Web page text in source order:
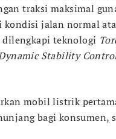
traksi maksimal
kondisi jalan normal
dilengkapi teknologi
Stability
mobil listrik
bagi konsumen,